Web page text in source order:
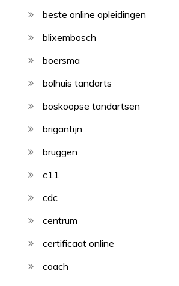
beste online opleidingen
blixembosch
boersma
bolhuis tandarts
boskoopse tandartsen
brigantijn
bruggen
c11
cdc
centrum
certificaat online
coach